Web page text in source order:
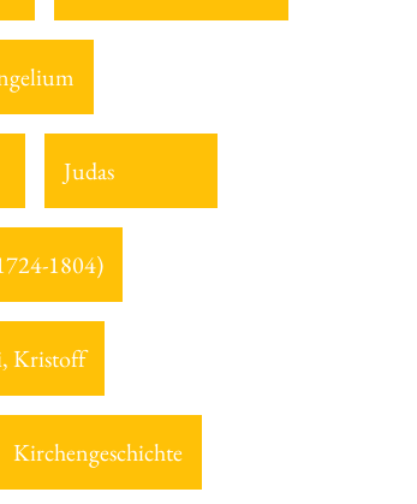
Judas
1804)
Kristoff
Kirchengeschichte